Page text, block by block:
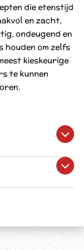
die etenstijd
en zacht,
ondeugend en
houden om zelfs
kieskeurige
te kunnen